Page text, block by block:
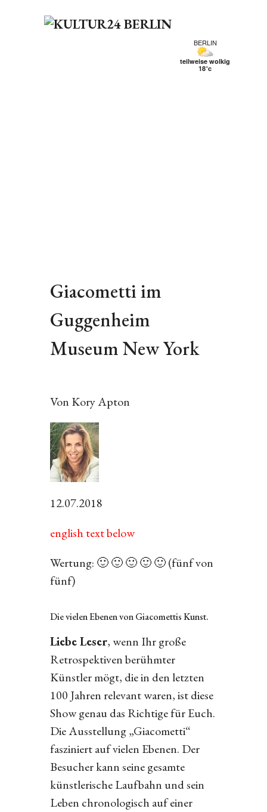
BERLIN
teilweise wolkig
18°c
Giacometti im
Guggenheim
Museum New York
Von Kory Apton
12.07.2018
english text below
Wertung: 🙂 🙂 🙂 🙂 🙂 (fünf von
fünf)
Die vielen Ebenen von Giacomettis Kunst.
Liebe Leser, wenn Ihr große
Retrospektiven berühmter
Künstler mögt, die in den letzten
100 Jahren relevant waren, ist diese
Show genau das Richtige für Euch.
Die Ausstellung „Giacometti“
fasziniert auf vielen Ebenen. Der
Besucher kann seine gesamte
künstlerische Laufbahn und sein
Leben chronologisch auf einer